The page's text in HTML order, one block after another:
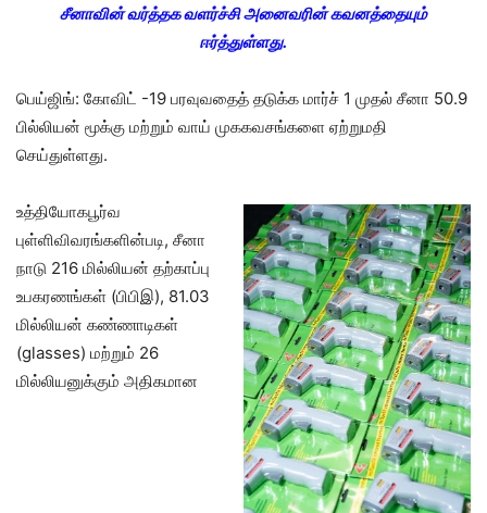
சீனாவின் வர்த்தக வளர்ச்சி அனைவரின் கவனத்தையும்
ஈர்த்துள்ளது.
பெய்ஜிங்: கோவிட் -19 பரவுவதைத் தடுக்க மார்ச் 1 முதல் சீனா 50.9
பில்லியன் மூக்கு மற்றும் வாய் முககவசங்களை ஏற்றுமதி
செய்துள்ளது.
உத்தியோகபூர்வ
புள்ளிவிவரங்களின்படி, சீனா
நாடு 216 மில்லியன் தற்காப்பு
உபகரணங்கள் (பிபிஇ), 81.03
மில்லியன் கண்ணாடிகள்
(glasses) மற்றும் 26
மில்லியனுக்கும் அதிகமான